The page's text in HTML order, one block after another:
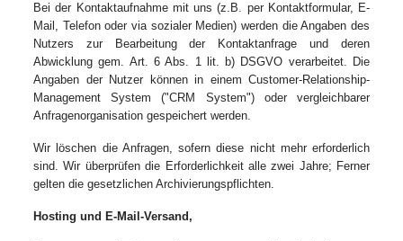
Bei der Kontaktaufnahme mit uns (z.B. per Kontaktformular, E-
Mail, Telefon oder via sozialer Medien) werden die Angaben des
Nutzers zur Bearbeitung der Kontaktanfrage und deren
Abwicklung gem. Art. 6 Abs. 1 lit. b) DSGVO verarbeitet. Die
Angaben der Nutzer können in einem Customer-Relationship-
Management System ("CRM System") oder vergleichbarer
Anfragenorganisation gespeichert werden.
Wir löschen die Anfragen, sofern diese nicht mehr erforderlich
sind. Wir überprüfen die Erforderlichkeit alle zwei Jahre; Ferner
gelten die gesetzlichen Archivierungspflichten.
Hosting und E-Mail-Versand,